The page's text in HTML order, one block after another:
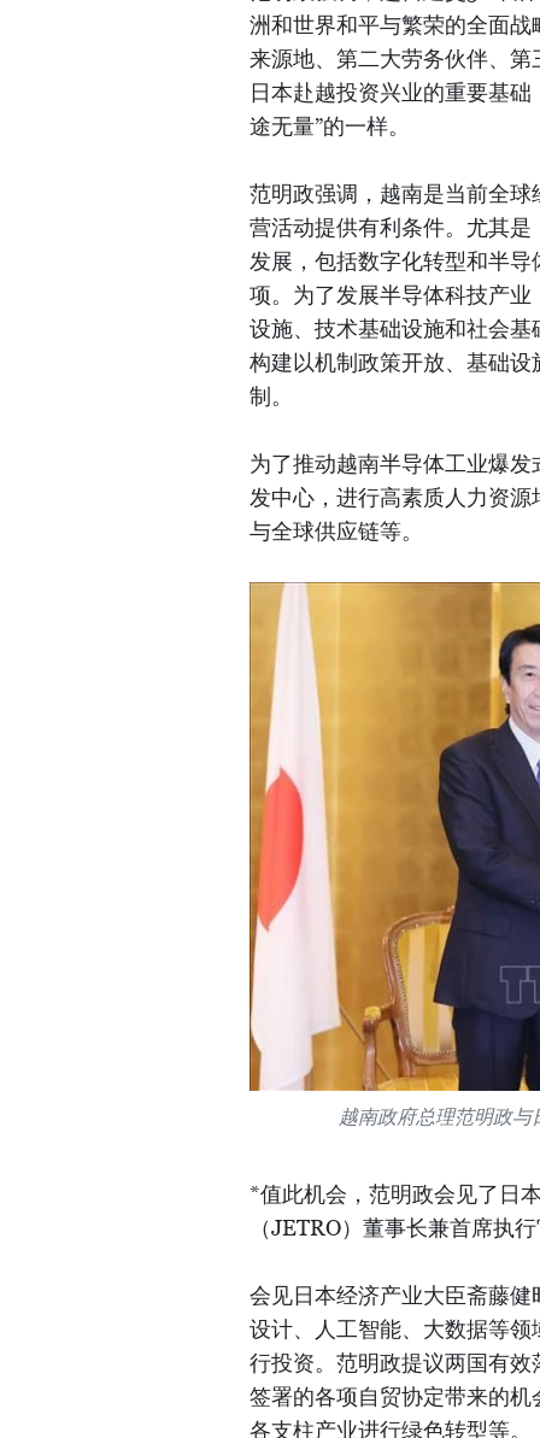
洲和世界和平与繁荣的全面
来源地、第二大劳务伙伴、
日本赴越投资兴业的重要基
途无量”的一样。
范明政强调，越南是当前全球
营活动提供有利条件。尤其
发展，包括数字化转型和半
项。为了发展半导体科技产
设施、技术基础设施和社会
构建以机制政策开放、基础
制。
为了推动越南半导体工业爆
发中心，进行高素质人力资
与全球供应链等。
越南政府总理范明政
*值此机会，范明政会见了日
（JETRO）董事长兼首席执
会见日本经济产业大臣斋藤
设计、人工智能、大数据等
行投资。范明政提议两国有
签署的各项自贸协定带来的
各支柱产业进行绿色转型等。